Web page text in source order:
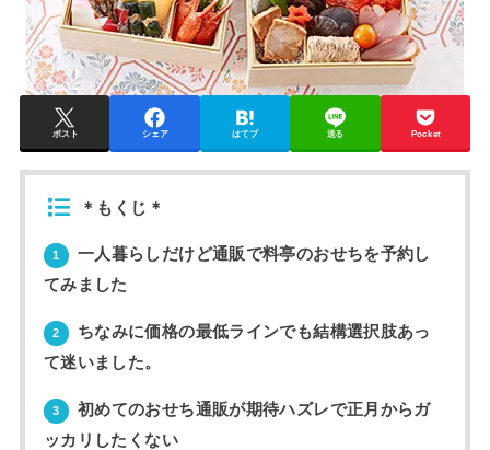
ポスト シェア はてブ 送る Pocket
＊もくじ＊
1
一人暮らしだけど通販で料亭のおせちを予約し
てみました
2
ちなみに価格の最低ラインでも結構選択肢あっ
て迷いました。
3
初めてのおせち通販が期待ハズレで正月からガ
ッカリしたくない